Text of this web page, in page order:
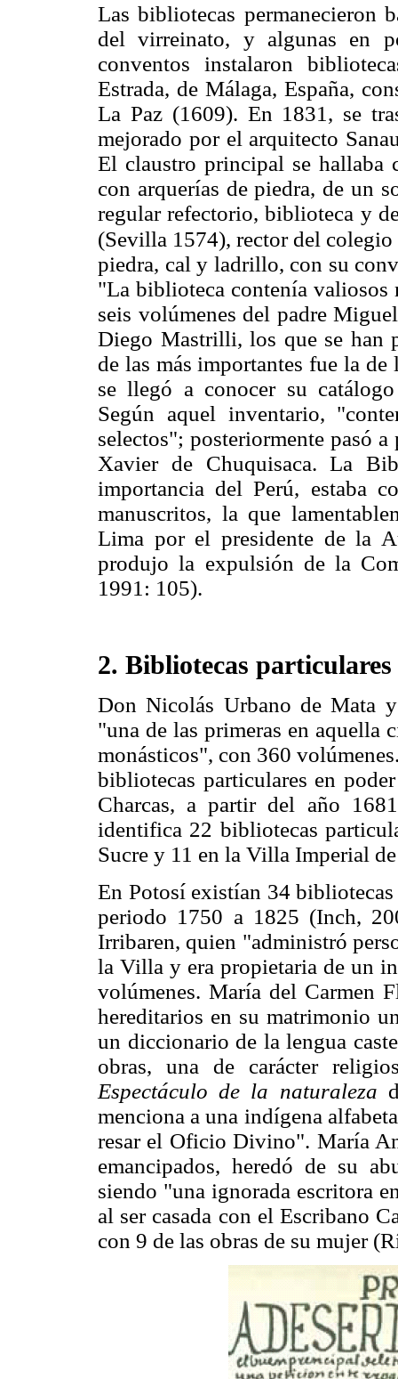
Las bibliotecas permanecieron
del virreinato, y algunas en
conventos instalaron
Estrada, de Málaga, España,
La Paz (1609). En 1831, se
mejorado por el arquitecto
El claustro principal se hallaba
con arquerías de piedra, de un
regular refectorio, biblioteca y
(Sevilla 1574), rector del colegio
piedra, cal y ladrillo, con su
"La biblioteca contenía valiosos
seis volúmenes del padre
Diego Mastrilli, los que se han
de las más importantes fue la
se llegó a conocer su
Según aquel inventario,
selectos"; posteriormente pasó
Xavier de Chuquisaca. La
importancia del Perú, estaba
manuscritos, la que
Lima por el presidente de la
produjo la expulsión de la
1991: 105).
2. Bibliotecas
Don Nicolás Urbano de Mata
"una de las primeras en aquella
monásticos", con 360
bibliotecas particulares en
Charcas, a partir del año
identifica 22 bibliotecas
Sucre y 11 en la Villa Imperial
En Potosí existían 34
periodo 1750 a 1825 (Inch,
Irribaren, quien "administró
la Villa y era propietaria de un
volúmenes. María del Carmen
hereditarios en su matrimonio
un diccionario de la lengua
obras, una de carácter
Espectáculo de la naturaleza
menciona a una indígena
resar el Oficio Divino". María
emancipados, heredó de su
siendo "una ignorada escritora
al ser casada con el Escribano
con 9 de las obras de su mujer